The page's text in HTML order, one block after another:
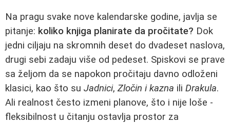
Na pragu svake nove kalendarske godine, javlja se
pitanje: koliko knjiga planirate da pročitate? Dok
jedni ciljaju na skromnih deset do dvadeset naslova,
drugi sebi zadaju više od pedeset. Spiskovi se prave
sa željom da se napokon pročitaju davno odloženi
klasici, kao što su Jadnici, Zločin i kazna ili Drakula.
Ali realnost često izmeni planove, što i nije loše -
fleksibilnost u čitanju ostavlja prostor za